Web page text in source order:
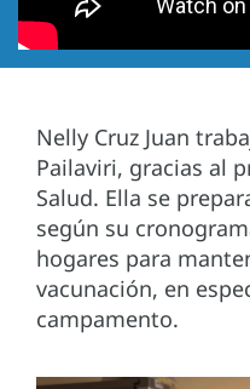
Nelly Cruz Juan
Pailaviri, gracias al
Salud. Ella se
según su
hogares para
vacunación, en
campamento.